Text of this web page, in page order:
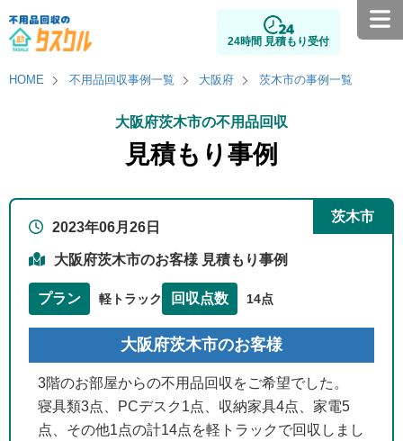
24時間 見積もり受付
HOME 不用品回収事例一覧 大阪府 茨木市の事例一覧
大阪府茨木市の不用品回収
見積もり事例
茨木市
2023年06月26日
大阪府茨木市のお客様 見積もり事例
プラン 軽トラック 回収点数 14点
大阪府茨木市のお客様
3階のお部屋からの不用品回収をご希望でした。
寝具類3点、PCデスク1点、収納家具4点、家電5
点、その他1点の計14点を軽トラックで回収しまし